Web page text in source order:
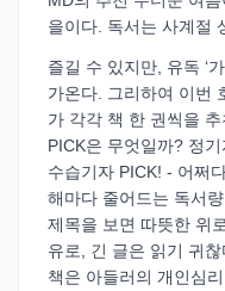
을이다. 독서는 사계절
즐길 수 있지만, 유독 ‘
가온다. 그리하여 이번
가 각각 책 한 권씩을
PICK은 무엇일까? 정
수습기자 PICK! - 어쩌
해마다 줄어드는 독서
제목을 보면 따뜻한 위
유로, 긴 글은 읽기 귀
책은 아들러의 개인심